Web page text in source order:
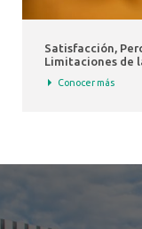
Satisfacción,
Limitaciones de
Conocer más